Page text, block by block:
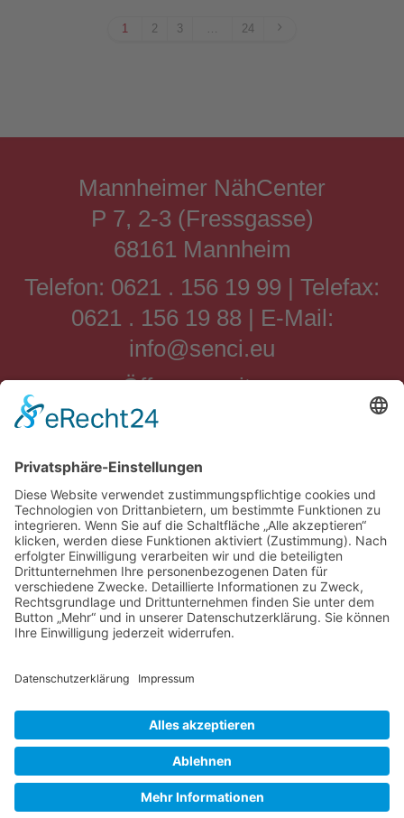
1 2 3 24
Mannheimer NähCenter
P 7, 2-3 (Fressgasse)
68161 Mannheim
Telefon: 0621 . 156 19 99 | Telefax:
0621 . 156 19 88 | E-Mail:
info@senci.eu
Öffnungszeiten:
Montag, Dienstag, Donnerstag,
Uhr
Mittwoch von: 09:00 Uhr bis 20:00
Uhr
Samstag von: 10:00 Uhr bis 18:00
Uhr
AGB Datenschutz
Wichtige Infos
Copyright © 2014 Nähmaschinen Senci